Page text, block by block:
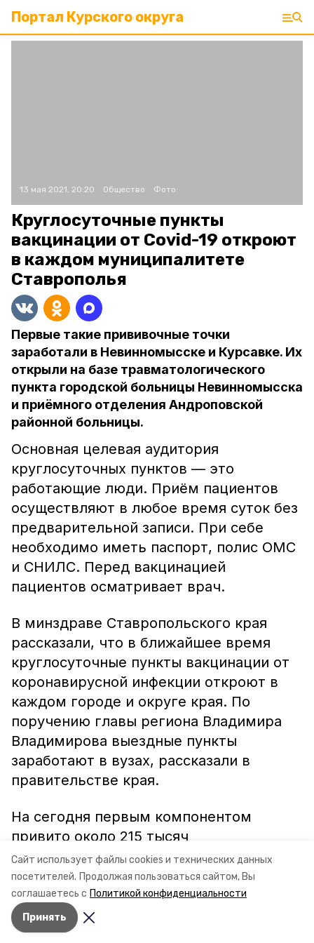
Сайт использует файлы cookies и технических данных
посетителей. Продолжая пользоваться сайтом, Вы
соглашаетесь с Политикой конфиденциальности
Принять
Портал Курского округа
13 мая 2021, 20:20 Общество Фото:
Круглосуточные пункты
вакцинации от Covid-19 откроют
в каждом муниципалитете
Ставрополья
Первые такие прививочные точки
заработали в Невинномысске и Курсавке. Их
открыли на базе травматологического
пункта городской больницы Невинномысска
и приёмного отделения Андроповской
районной больницы.
Основная целевая аудитория
круглосуточных пунктов — это
работающие люди. Приём пациентов
осуществляют в любое время суток без
предварительной записи. При себе
необходимо иметь паспорт, полис ОМС
и СНИЛС. Перед вакцинацией
пациентов осматривает врач.
В минздраве Ставропольского края
рассказали, что в ближайшее время
круглосуточные пункты вакцинации от
коронавирусной инфекции откроют в
каждом городе и округе края. По
поручению главы региона Владимира
Владимирова выездные пункты
заработают в вузах, рассказали в
правительстве края.
На сегодня первым компонентом
привито около 215 тысяч
ставропольцев, 160 тысяч человек
полностью завершили вакцинацию.
Авторы: Мила Гень